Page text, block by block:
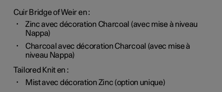
Cuir Bridge of Weir en :
Zinc avec décoration Charcoal (avec mise à niveau
Nappa)
Charcoal avec décoration Charcoal (avec mise à
niveau Nappa)
Tailored Knit en :
Mist avec décoration Zinc (option unique)